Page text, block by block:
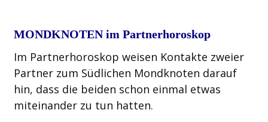
MONDKNOTEN im Partnerhoroskop
Im Partnerhoroskop weisen Kontakte zweier
Partner zum Südlichen Mondknoten darauf
hin, dass die beiden schon einmal etwas
miteinander zu tun hatten.